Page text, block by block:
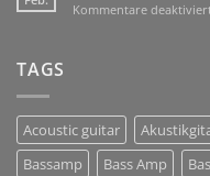
Kommentare
TAGS
Acoustic guitar
Bassamp
Bass Amp